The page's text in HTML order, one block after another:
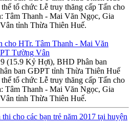
tổ chức Lễ truy thăng cấp Tấn cho
Tâm Thanh - Mai Văn Ngọc, Gia
tỉnh Thừa Thiên Huế.
cho HTr. Tâm Thanh - Mai Văn
Tường Vân
(15.9 Kỷ Hợi), BHD Phân ban
ban GĐPT tỉnh Thừa Thiên Huế
tổ chức Lễ truy thăng cấp Tấn cho
Tâm Thanh - Mai Văn Ngọc, Gia
tỉnh Thừa Thiên Huế.